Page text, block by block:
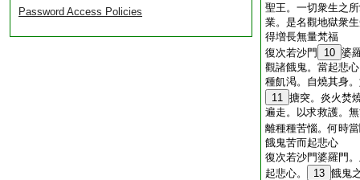
Password Access Policies
聖王。一切衆生之
業。是名觀地獄衆
得増長無量梵福
復次若沙門
10 婆
觀諸餓鬼。當起悲
種飢渇。自燒其身
11 搪突。炎火焚
遍走。以求救護。
離種種苦惱。何時
餓鬼苦而起悲心
復次若沙門婆羅門
起悲心。
13 餓鬼